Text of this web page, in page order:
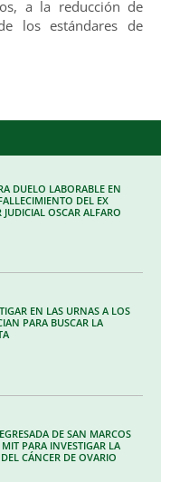
a la reducción de
los estándares de
DUELO LABORABLE EN
DEL EX
JUDICIAL OSCAR ALFARO
EN LAS URNAS A LOS
PARA BUSCAR LA
DE SAN MARCOS
PARA INVESTIGAR LA
CÁNCER DE OVARIO